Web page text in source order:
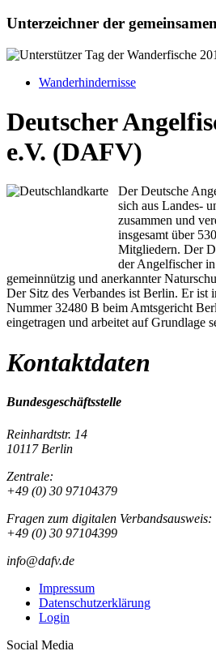
Unterzeichner der
Wanderhindernisse
Deutscher
e.V. (DAFV)
Der Deutsche
sich aus Landes-
zusammen und
insgesamt über
Mitgliedern. Der
der Angelfischer
gemeinnützig und anerkannter
Der Sitz des Verbandes ist Berlin. Er ist
Nummer 32480 B beim Amtsgericht
eingetragen und arbeitet auf Grundlage
Kontaktdaten
Bundesgeschäftsstelle
Reinhardtstr. 14
10117 Berlin
Zentrale:
+49 (0) 30 97104379
Fragen zum digitalen Verbandsausweis:
+49 (0) 30 97104399
info@dafv.de
Impressum
Datenschutzerklärung
Login
Social Media